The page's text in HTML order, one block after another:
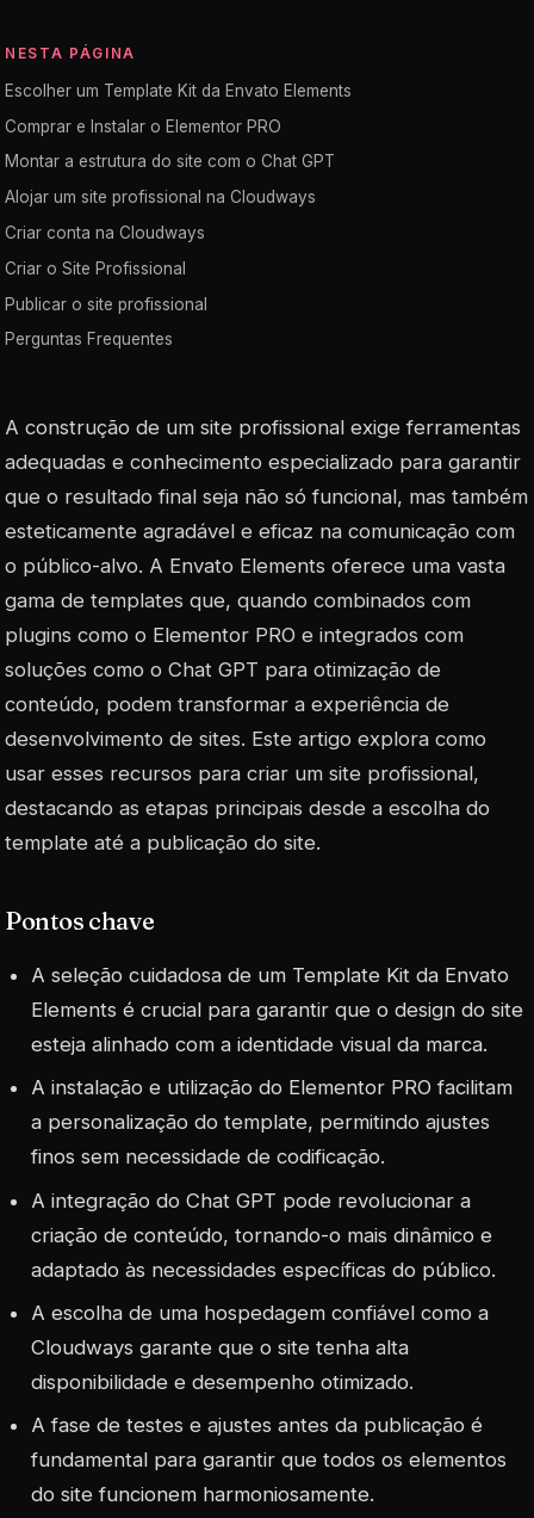
NESTA PÁGINA
Escolher um Template Kit da Envato Elements
Comprar e Instalar o Elementor PRO
Montar a estrutura do site com o Chat GPT
Alojar um site profissional na Cloudways
Criar conta na Cloudways
Criar o Site Profissional
Publicar o site profissional
Perguntas Frequentes
A construção de um site profissional exige ferramentas
adequadas e conhecimento especializado para garantir
que o resultado final seja não só funcional, mas também
esteticamente agradável e eficaz na comunicação com
o público-alvo. A Envato Elements oferece uma vasta
gama de templates que, quando combinados com
plugins como o Elementor PRO e integrados com
soluções como o Chat GPT para otimização de
conteúdo, podem transformar a experiência de
desenvolvimento de sites. Este artigo explora como
usar esses recursos para criar um site profissional,
destacando as etapas principais desde a escolha do
template até a publicação do site.
Pontos chave
A seleção cuidadosa de um Template Kit da Envato
Elements é crucial para garantir que o design do site
esteja alinhado com a identidade visual da marca.
A instalação e utilização do Elementor PRO facilitam
a personalização do template, permitindo ajustes
finos sem necessidade de codificação.
A integração do Chat GPT pode revolucionar a
criação de conteúdo, tornando-o mais dinâmico e
adaptado às necessidades específicas do público.
A escolha de uma hospedagem confiável como a
Cloudways garante que o site tenha alta
disponibilidade e desempenho otimizado.
A fase de testes e ajustes antes da publicação é
fundamental para garantir que todos os elementos
do site funcionem harmoniosamente.